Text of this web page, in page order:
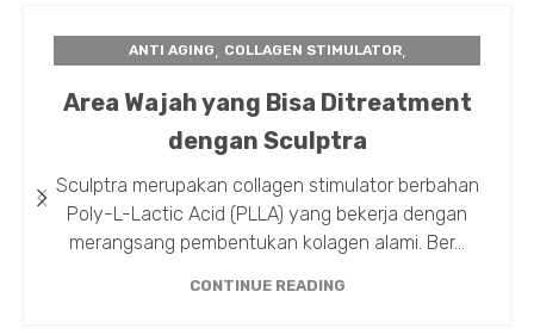
ANTI AGING, COLLAGEN STIMULATOR,
SCULPTRA
Area Wajah yang Bisa Ditreatment
dengan Sculptra
Sculptra merupakan collagen stimulator berbahan
Poly-L-Lactic Acid (PLLA) yang bekerja dengan
merangsang pembentukan kolagen alami. Ber...
CONTINUE READING